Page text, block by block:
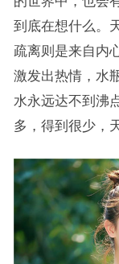
到底在想什么。
疏离则是来自内
激发出热情，水
水永远达不到沸
多，得到很少，